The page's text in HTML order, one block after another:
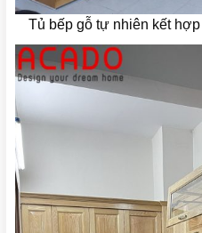
Tủ bếp gỗ tự nhiên kết